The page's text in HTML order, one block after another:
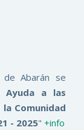
de Abarán se
Ayuda a las
Comunidad
- 2025" +info